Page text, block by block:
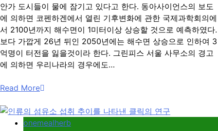
안가 도시들이 물에 잠기고 있다고 한다. 동아사이언스의 보도
에 의하면 코펜하겐에서 열린 기후변화에 관한 국제과학회의에
서 2100년까지 해수면이 1미터이상 상승할 것으로 예측하였다.
보다 가깝게 26년 뒤인 2050년에는 해수면 상승으로 인하여 3
억명이 터전을 잃을것이라 한다. 그린피스 서울 사무소의 경고
에 의하면 우리나라의 경우에도…
Read More
onemealherb